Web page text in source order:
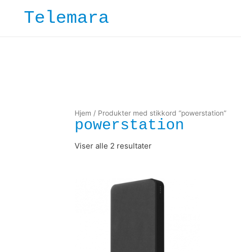
Telemara
Hjem / Produkter med stikkord “powerstation”
powerstation
Viser alle 2 resultater